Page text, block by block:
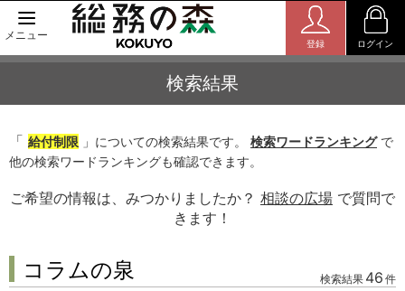
メニュー
登録 ログイン
検索結果
「 給付制限 」についての検索結果です。 検索ワードランキングで
他の検索ワードランキングも確認できます。
ご希望の情報は、みつかりましたか？ 相談の広場 で質問で
きます！
コラムの泉 検索結果 46 件